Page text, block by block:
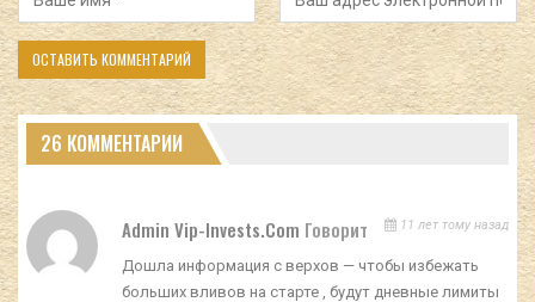
26 КОММЕНТАРИИ
Admin Vip-Invests.com Говорит 11 лет тому назад
Дошла информация с верхов — чтобы избежать
больших вливов на старте , будут дневные лимиты